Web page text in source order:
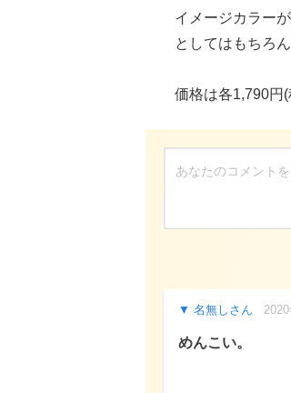
イメージカラー
としてはもちろ
価格は各1,790円
名無しさん
めんこい。